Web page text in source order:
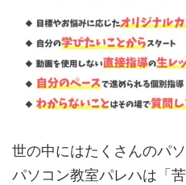
世の中にはたくさんのパ
パソコン教室パレハは「